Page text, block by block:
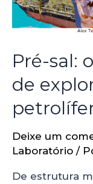
Pré-sal:
de
Deixe um
Laboratório /
De estrutura